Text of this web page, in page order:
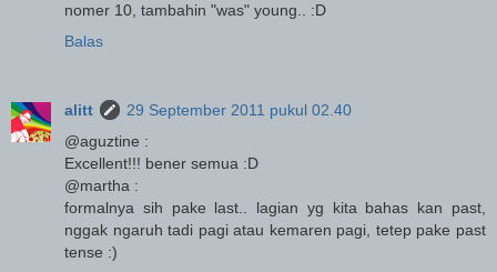
nomer 10, tambahin "was" young.. :D
Balas
alitt
29 September 2011 pukul 02.40
@aguztine :
Excellent!!! bener semua :D
@martha :
formalnya sih pake last.. lagian yg kita bahas kan past,
nggak ngaruh tadi pagi atau kemaren pagi, tetep pake past
tense :)